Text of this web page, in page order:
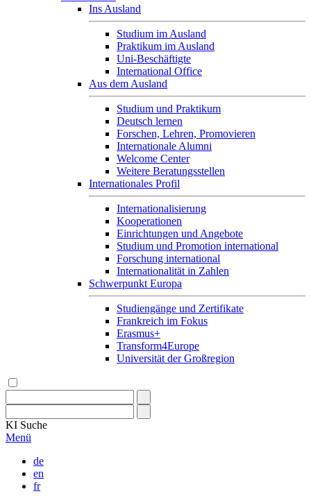
Ins Ausland
Studium im Ausland
Praktikum im Ausland
Uni-Beschäftigte
International Office
Aus dem Ausland
Studium und Praktikum
Deutsch lernen
Forschen, Lehren, Promovieren
Internationale Alumni
Welcome Center
Weitere Beratungsstellen
Internationales Profil
Internationalisierung
Kooperationen
Einrichtungen und Angebote
Studium und Promotion international
Forschung international
Internationalität in Zahlen
Schwerpunkt Europa
Studiengänge und Zertifikate
Frankreich im Fokus
Erasmus+
Transform4Europe
Universität der Großregion
KI Suche
Menü
de
en
fr